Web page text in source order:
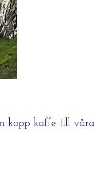
kopp kaffe till våra